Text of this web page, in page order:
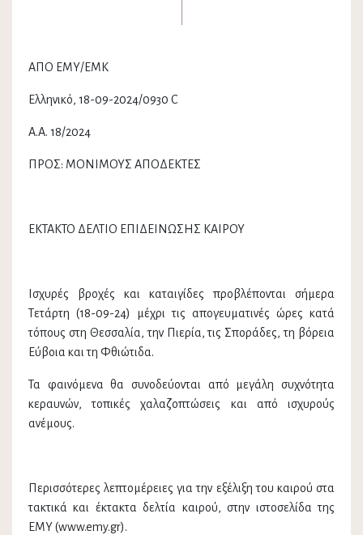
ΑΠΟ ΕΜΥ/ΕΜΚ
Ελληνικό, 18-09-2024/0930 C
Α.Α. 18/2024
ΠΡΟΣ: ΜΟΝΙΜΟΥΣ ΑΠΟΔΕΚΤΕΣ
ΕΚΤΑΚΤΟ ΔΕΛΤΙΟ ΕΠΙΔΕΙΝΩΣΗΣ ΚΑΙΡΟΥ
Ισχυρές βροχές και καταιγίδες προβλέπονται σήμερα
Τετάρτη (18-09-24) μέχρι τις απογευματινές ώρες κατά
τόπους στη Θεσσαλία, την Πιερία, τις Σποράδες, τη βόρεια
Εύβοια και τη Φθιώτιδα.
Τα φαινόμενα θα συνοδεύονται από μεγάλη συχνότητα
κεραυνών, τοπικές χαλαζοπτώσεις και από ισχυρούς
ανέμους.
Περισσότερες λεπτομέρειες για την εξέλιξη του καιρού στα
τακτικά και έκτακτα δελτία καιρού, στην ιστοσελίδα της
ΕΜΥ (www.emy.gr).